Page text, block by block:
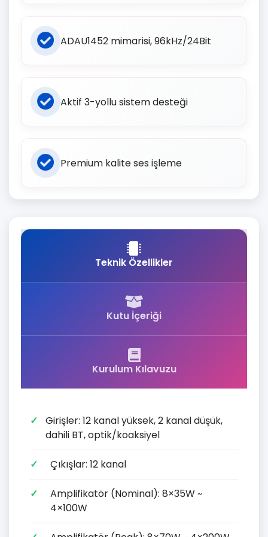
ADAU1452 mimarisi, 96kHz/24Bit
Aktif 3-yollu sistem desteği
Premium kalite ses işleme
Teknik Özellikler
Kutu İçeriği
Kurulum Kılavuzu
Girişler: 12 kanal yüksek, 2 kanal düşük,
dahili BT, optik/koaksiyel
Çıkışlar: 12 kanal
Amplifikatör (Nominal): 8×35W ~
4×100W